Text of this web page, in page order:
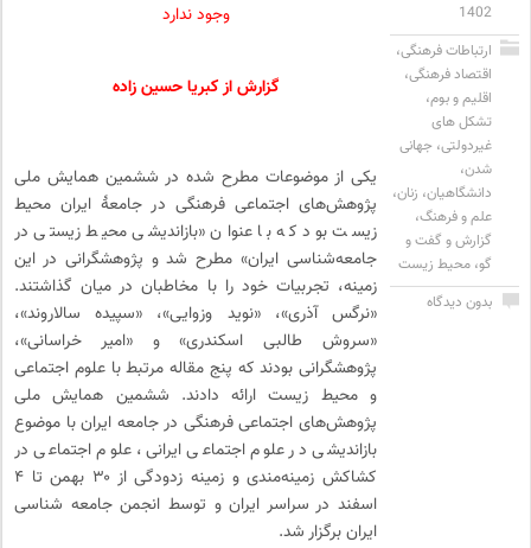
1402
ارتباطات فرهنگی،
اقتصاد فرهنگی،
اقلیم و بوم،
تشکل های
غیردولتی، جهانی
شدن،
دانشگاهیان، زنان،
علم و فرهنگ،
گزارش و گفت و
گو، محیط زیست
بدون دیدگاه
وجود ندارد
گزارش از کبریا حسین زاده
یکی از موضوعات مطرح شده در ششمین همایش ملی
پژوهش‌های اجتماعی فرهنگی در جامعهٔ ایران محیط
زیست بود که با عنوان «بازاندیشی محیط زیستی در
جامعه‌شناسی ایران» مطرح شد و پژوهشگرانی در این
زمینه، تجربیات خود را با مخاطبان در میان گذاشتند.
«نرگس آذری»، «نوید وزوایی»، «سپیده سالاروند»،
«سروش طالبی اسکندری» و «امیر خراسانی»،
پژوهشگرانی بودند که پنج مقاله مرتبط با علوم اجتماعی
و محیط زیست ارائه دادند. ششمین همایش ملی
پژوهش‌های اجتماعی فرهنگی در جامعه ایران با موضوع
بازاندیشی در علوم اجتماعی ایرانی، علوم اجتماعی در
کشاکش زمینه‌مندی و زمینه ‌زدودگی از ۳۰ بهمن تا ۴
اسفند در سراسر ایران و توسط انجمن جامعه شناسی
ایران برگزار شد.